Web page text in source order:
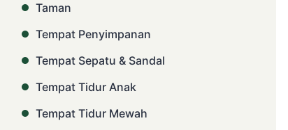
Taman
Tempat Penyimpanan
Tempat Sepatu & Sandal
Tempat Tidur Anak
Tempat Tidur Mewah